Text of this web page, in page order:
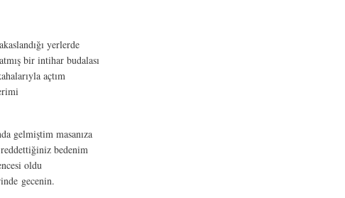
yerlerde
bir intihar budalası
açtım
gelmiştim masanıza
bedenim
oldu
gecenin.